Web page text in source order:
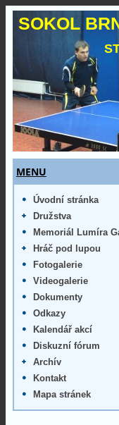
MENU
Úvodní stránka
Družstva
Memoriál Lumíra
Hráč pod lupou
Fotogalerie
Videogalerie
Dokumenty
Odkazy
Kalendář akcí
Diskuzní fórum
Archív
Kontakt
Mapa stránek
SOKOL